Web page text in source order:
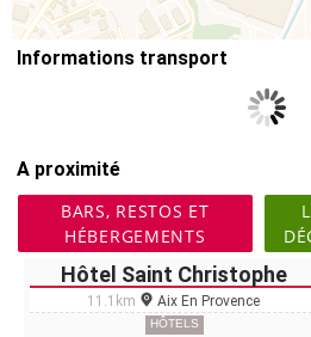
Informations transport
A proximité
BARS, RESTOS ET
HÉBERGEMENTS
Hôtel Saint Christophe
11.1km Aix En Provence
HÔTELS